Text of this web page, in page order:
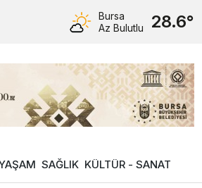
Bursa
Az Bulutlu
28.6°
SAĞLIK KÜLTÜR - SANAT